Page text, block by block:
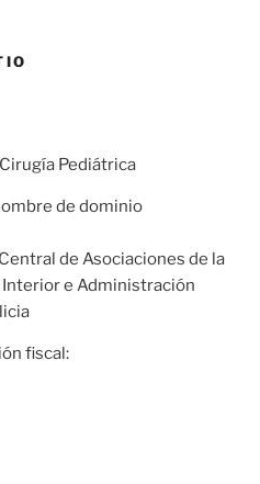
Pediátrica
de dominio
de Asociaciones de la
e Administración
fiscal: